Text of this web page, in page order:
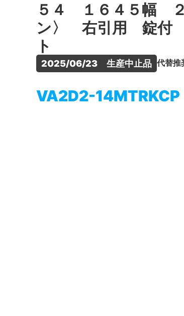
５４ １６４５幅
ン〉 右引用 錠付
ト
2025/06/23　生産中止品 代替推
VA2D2-14MTRKCP